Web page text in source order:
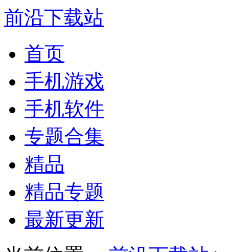
前沿下载站
首页
手机游戏
手机软件
专题合集
精品
精品专题
最新更新